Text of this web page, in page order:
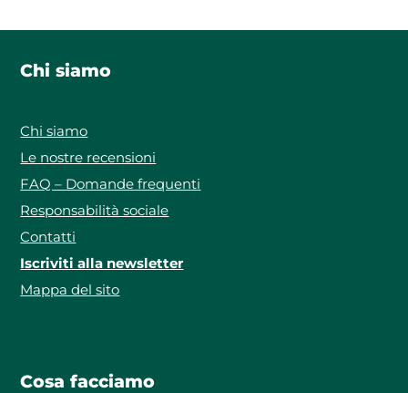
Chi siamo
Chi siamo
Le nostre recensioni
FAQ – Domande frequenti
Responsabilità sociale
Contatti
Iscriviti alla newsletter
Mappa del sito
Cosa facciamo